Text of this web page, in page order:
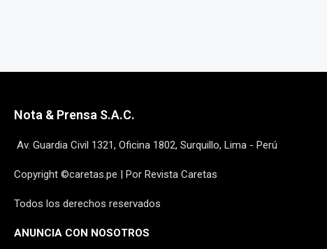
Nota & Prensa S.A.C.
Av. Guardia Civil 1321, Oficina 1802, Surquillo, Lima - Perú
Copyright ©caretas.pe | Por Revista Caretas
Todos los derechos reservados
ANUNCIA CON NOSOTROS